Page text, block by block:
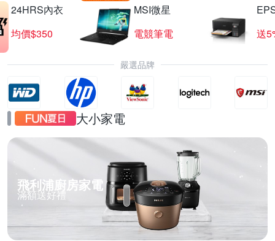
24HRS內衣
均價$350
MSI微星
電競筆電
送
嚴選品牌
大小家電
飛利浦廚房家電
滿額送好禮